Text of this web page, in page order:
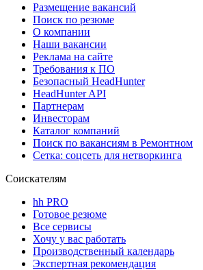
Размещение вакансий
Поиск по резюме
О компании
Наши вакансии
Реклама на сайте
Требования к ПО
Безопасный HeadHunter
HeadHunter API
Партнерам
Инвесторам
Каталог компаний
Поиск по вакансиям в Ремонтном
Сетка: соцсеть для нетворкинга
Соискателям
hh PRO
Готовое резюме
Все сервисы
Хочу у вас работать
Производственный календарь
Экспертная рекомендация